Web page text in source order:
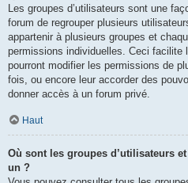
Les groupes d’utilisateurs sont une
forum de regrouper plusieurs
appartenir à plusieurs groupes et
permissions individuelles. Ceci facilite
pourront modifier les permissions de
fois, ou encore leur accorder des
donner accès à un forum privé.
Haut
Où sont les groupes d’utilisateurs
un ?